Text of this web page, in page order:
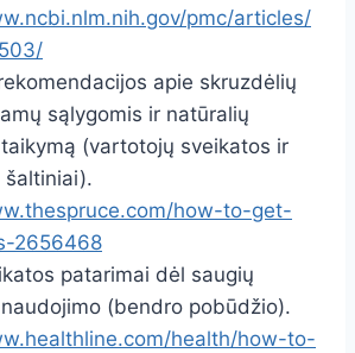
pmc/articles/
apie skruzdėlių
sąlygomis ir natūralių
(vartotojų sveikatos ir
šaltiniai).
how-to-get-
2656468
patarimai dėl saugių
(bendro pobūdžio).
health/how-to-